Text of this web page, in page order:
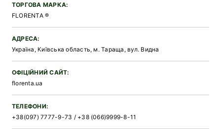
ТОРГОВА МАРКА:
FLORENTA ®
АДРЕСА:
Українa, Київська область, м. Тараща, вул. Видна
ОФІЦІЙНИЙ САЙТ:
florenta.ua
ТЕЛЕФОНИ:
+38(097) 7777-9-73 / +38 (066)9999-8-11